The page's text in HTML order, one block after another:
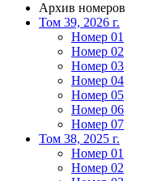
Архив номеров
Том 39, 2026 г.
Номер 01
Номер 02
Номер 03
Номер 04
Номер 05
Номер 06
Номер 07
Том 38, 2025 г.
Номер 01
Номер 02